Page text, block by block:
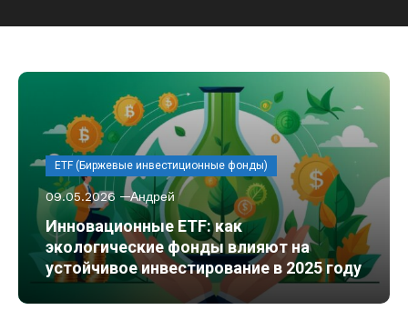
ETF (Биржевые инвестиционные фонды)
09.05.2026 Андрей
Инновационные ETF: как
экологические фонды влияют на
устойчивое инвестирование в 2025 году